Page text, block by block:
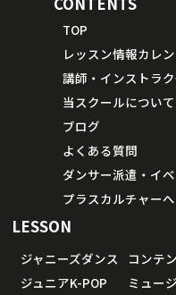
TOP
レッスン情報カレ
講師・インストラ
当スクールについて
ブログ
よくある質問
ダンサー派遣・イ
プラスカルチャー
LESSON
ジャニーズダンス
ジュニアK-POP
コンテ
ミュー